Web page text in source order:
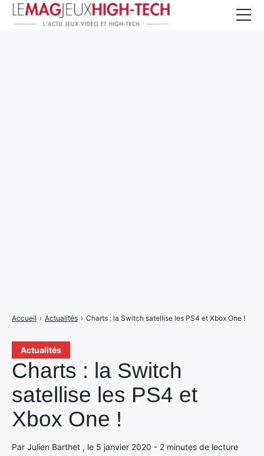
Actualités
Charts : la Switch
satellise les PS4 et
Xbox One !
Par Julien Barthet , le 5 janvier 2020 - 2 minutes de lecture
Accueil › Actualités › Charts : la Switch satellise les PS4 et Xbox One !